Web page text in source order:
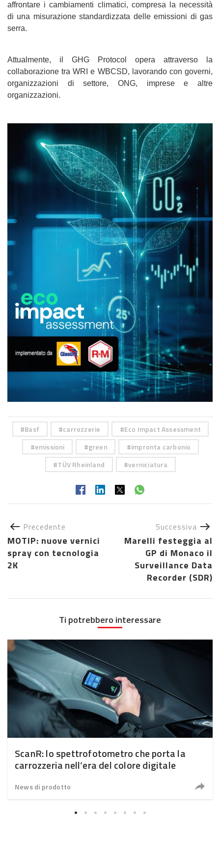
affrontare i cambiamenti climatici, compresa la necessità
di una misurazione standardizzata delle emissioni di gas
serra.
Attualmente, il GHG Protocol opera attraverso la
collaborazione tra WRI e WBCSD, lavorando con governi,
organizzazioni di settore, ONG, imprese e altre
organizzazioni.
Basf carrozzerie
Eco Impact Assessment
emissioni
green
impronta carbonio
TÜV Rheinland
verniciatura
Precedente
MOTIP: nuove vernici
spray con tecnologia
2K
Successiva
Marelli festeggia al
GP di Monaco il
Surveillance Data
Recorder (SDR)
Ti potrebbero interessare
ScanR: lo spettrofotometro che porta la
carrozzeria nell’era del colore digitale
News di prodotto